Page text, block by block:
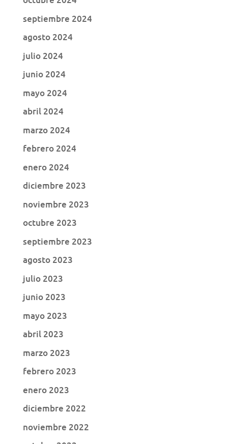
septiembre 2024
agosto 2024
julio 2024
junio 2024
mayo 2024
abril 2024
marzo 2024
febrero 2024
enero 2024
diciembre 2023
noviembre 2023
octubre 2023
septiembre 2023
agosto 2023
julio 2023
junio 2023
mayo 2023
abril 2023
marzo 2023
febrero 2023
enero 2023
diciembre 2022
noviembre 2022